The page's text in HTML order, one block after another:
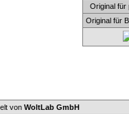
Original für
Original für
von WoltLab GmbH